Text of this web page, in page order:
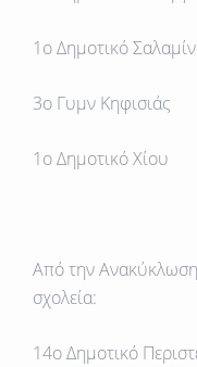
1ο Δημοτικό
3ο Γυμν Κηφισιάς
1ο Δημοτικό Χίου
Από την
σχολεία:
14ο Δημοτικό